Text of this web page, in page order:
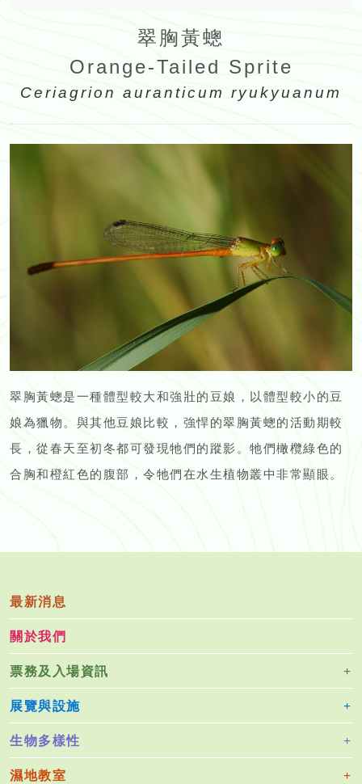
翠胸黃蟌
Orange-Tailed Sprite
Ceriagrion auranticum ryukyuanum
翠胸黃蟌是一種體型較大和強壯的豆娘，以體型較小的豆
娘為獵物。與其他豆娘比較，強悍的翠胸黃蟌的活動期較
長，從春天至初冬都可發現牠們的蹤影。牠們橄欖綠色的
合胸和橙紅色的腹部，令牠們在水生植物叢中非常顯眼。
最新消息
關於我們
票務及入場資訊
展覽與設施
生物多樣性
濕地教室